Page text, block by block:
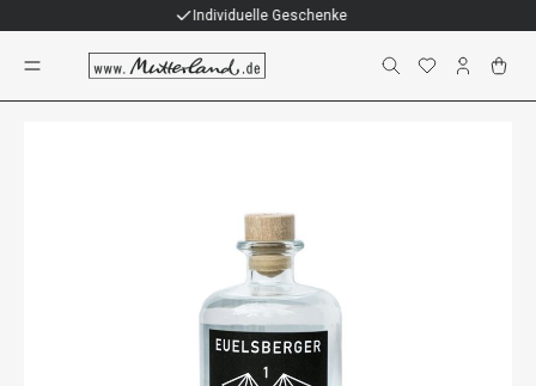
Individuelle Geschenke